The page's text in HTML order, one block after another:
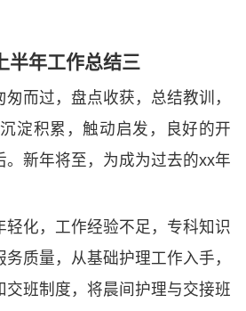
半年工作总结三
而过，盘点收获，总结教训，
淀积累，触动启发，良好的开
。新年将至，为成为过去的xx年
轻化，工作经验不足，专科知识
质量，从基础护理工作入手，
交班制度，将晨间护理与交接班